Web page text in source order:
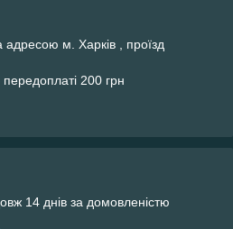
адресою м. Харків , проїзд
200 грн
14 днів за домовленістю